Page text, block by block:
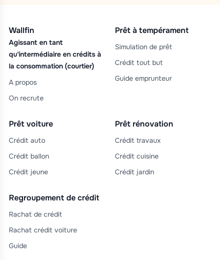
Wallfin
Agissant en tant
qu'intermédiaire en crédits à
la consommation (courtier)
A propos
On recrute
Prêt à tempérament
Simulation de prêt
Crédit tout but
Guide emprunteur
Prêt voiture
Crédit auto
Crédit ballon
Crédit jeune
Prêt rénovation
Crédit travaux
Crédit cuisine
Crédit jardin
Regroupement de crédit
Rachat de crédit
Rachat crédit voiture
Guide